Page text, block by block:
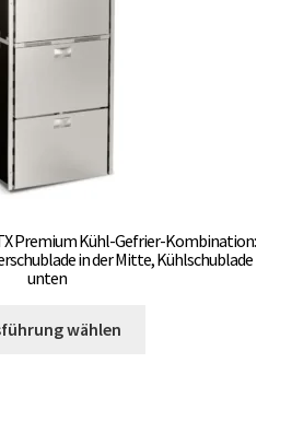
Premium Kühl-Gefrier-Kombination:
in der Mitte, Kühlschublade
unten
wählen